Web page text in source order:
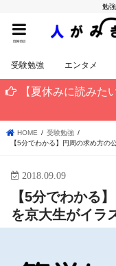
勉
menu
受験勉強 エンタメ
【夏休みに読みた
HOME
受験勉強
【5分でわかる】円周の求め方の
2018.09.09
【5分でわかる
を京大生がイラ